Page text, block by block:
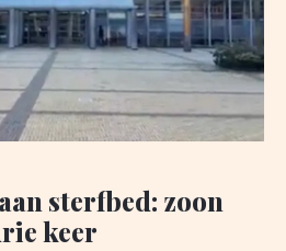
sterfbed: zoon
keer